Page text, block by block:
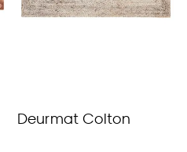
Deurmat Colton